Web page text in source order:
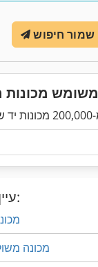
שמור חיפוש
משומש מכונות
עיין בכינויים הנפוצים ביותר למכונות:
מכונה